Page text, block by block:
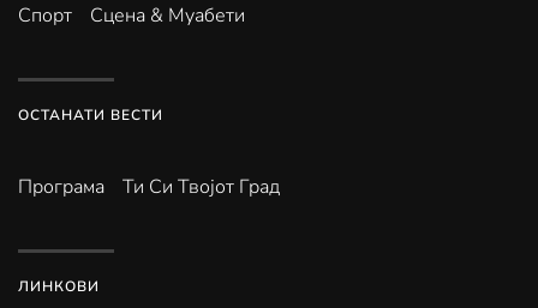
Спорт Сцена & Муабети
ОСТАНАТИ ВЕСТИ
Програма Ти Си Твојот Град
ЛИНКОВИ